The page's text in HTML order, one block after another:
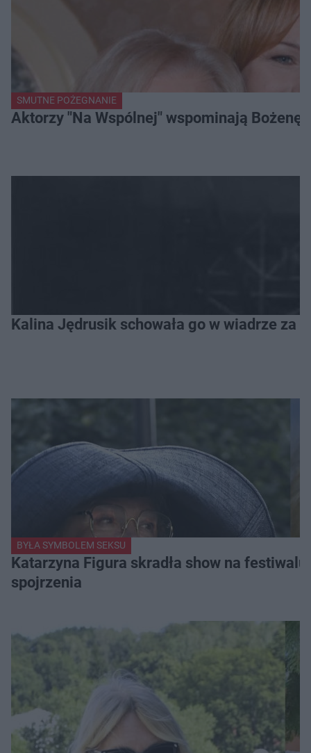
SMUTNE POŻEGNANIE
Aktorzy "Na Wspólnej" wspominają Bożenę
Kalina Jędrusik schowała go w wiadrze za
BYŁA SYMBOLEM SEKSU
Katarzyna Figura skradła show na
spojrzenia